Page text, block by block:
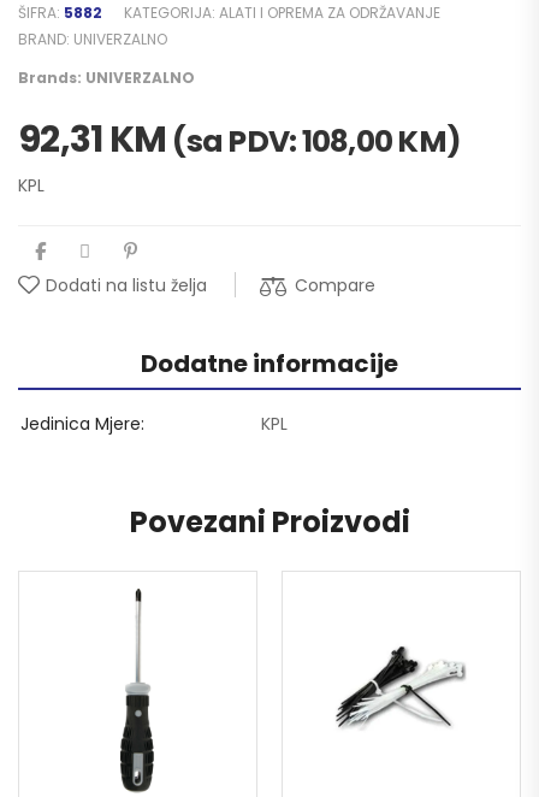
ŠIFRA: 5882 KATEGORIJA: ALATI I OPREMA ZA ODRŽAVANJE
BRAND: UNIVERZALNO
Brands: UNIVERZALNO
92,31KM (sa PDV:108,00KM)
KPL
Dodati na listu želja Compare
Dodatne informacije
Jedinica Mjere KPL
Povezani Proizvodi